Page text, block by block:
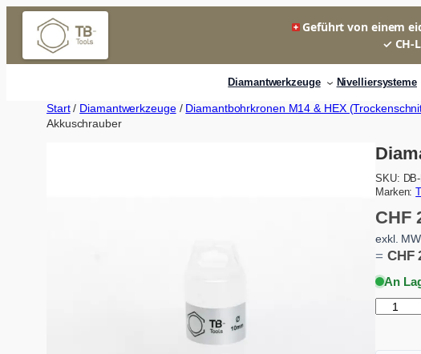
Zum
springen
Geführt von einem
✓ CH-
Diamantwerkzeuge Nivelliersysteme
Start/ Diamantwerkzeuge/ Diamantbohrkronen M14 & HEX
Akkuschrauber
CHF
exkl.
= CHF
An
SKU:
Marken: